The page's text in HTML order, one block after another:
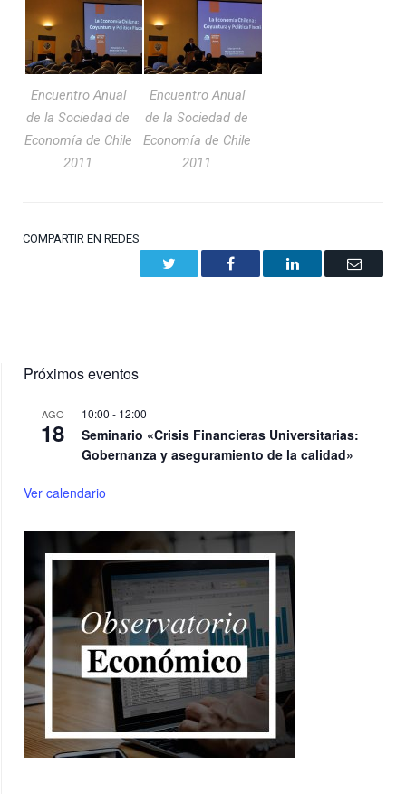
Encuentro Anual
de la Sociedad de
Economía de Chile
2011
Encuentro Anual
de la Sociedad de
Economía de Chile
2011
COMPARTIR EN REDES
Facebook LinkedIn Email
Próximos eventos
AGO
18
10:00 - 12:00
Seminario «Crisis Financieras Universitarias:
Gobernanza y aseguramiento de la calidad»
Ver calendario